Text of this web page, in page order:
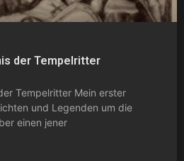
der Tempelritter
Tempelritter Mein erster
und Legenden um die
einen jener